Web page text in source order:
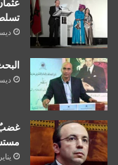
غضبٌ
يناير 16, 2019